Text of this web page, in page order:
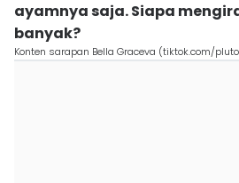
ayamnya saja. Siapa
banyak?
Konten sarapan Bella Graceva (tiktok.com/